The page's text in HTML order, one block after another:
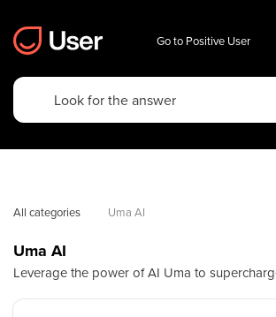
Go to Positive User
All categories Uma AI
Uma AI
Leverage the power of AI Uma to